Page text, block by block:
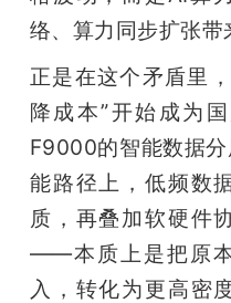
络、算力同步扩张带
正是在这个矛盾里
降成本”开始成为
F9000的智能数据
能路径上，低频数
质，再叠加软硬件
——本质上是把原
入，转化为更高密